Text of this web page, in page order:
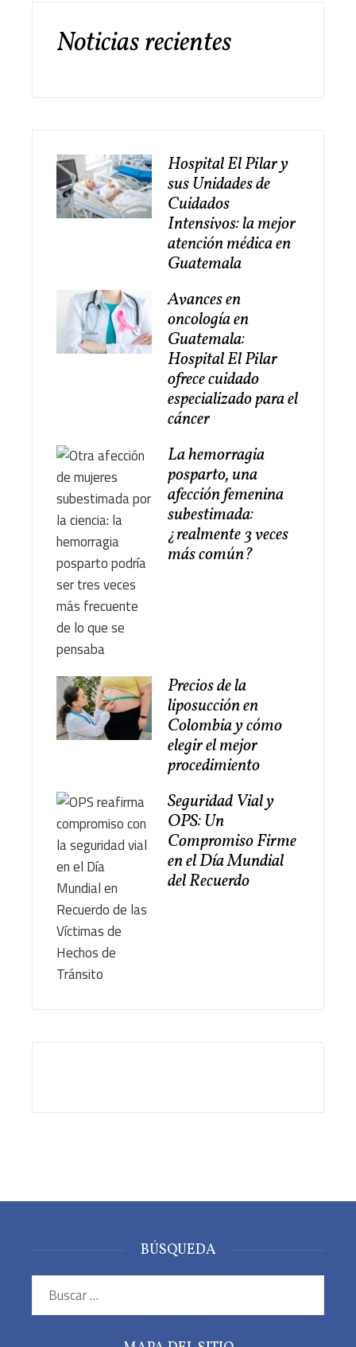
Noticias recientes
Hospital El Pilar y
sus Unidades de
Cuidados
Intensivos: la mejor
atención médica en
Guatemala
Avances en
oncología en
Guatemala:
Hospital El Pilar
ofrece cuidado
especializado para el
cáncer
La hemorragia
posparto, una
afección femenina
subestimada:
¿realmente 3 veces
más común?
Precios de la
liposucción en
Colombia y cómo
elegir el mejor
procedimiento
Seguridad Vial y
OPS: Un
Compromiso Firme
en el Día Mundial
del Recuerdo
BÚSQUEDA